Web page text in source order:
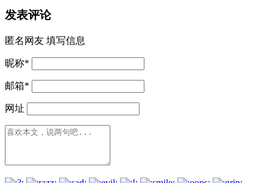
发表评论
匿名网友 填写信息
昵称*
邮箱*
网址